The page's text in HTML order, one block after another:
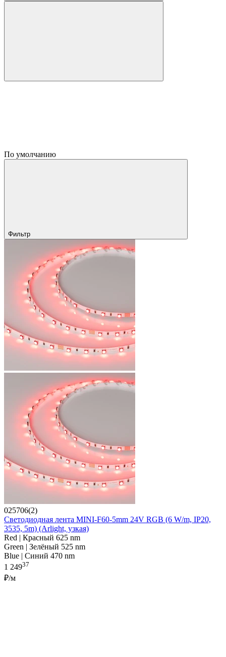
По умолчанию
Фильтр
025706(2)
Светодиодная лента MINI-F60-5mm 24V RGB (6 W/m, IP20,
3535, 5m) (Arlight, узкая)
Red | Красный 625 nm
Green | Зелёный 525 nm
Blue | Синий 470 nm
1 24937
₽/м